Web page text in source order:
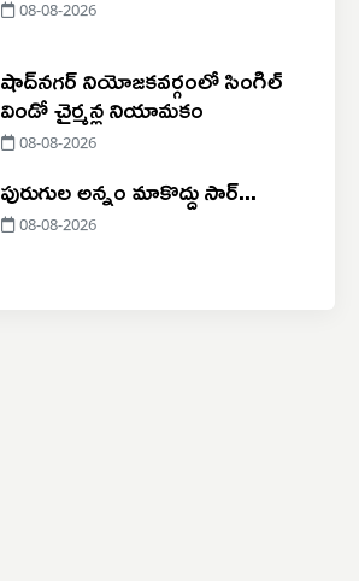
08-08-2026
షాద్‌నగర్ నియోజకవర్గంలో సింగిల్
విండో చైర్మన్ల నియామకం
08-08-2026
పురుగుల అన్నం మాకొద్దు సార్...
08-08-2026